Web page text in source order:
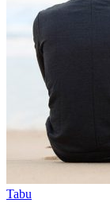
Tabu